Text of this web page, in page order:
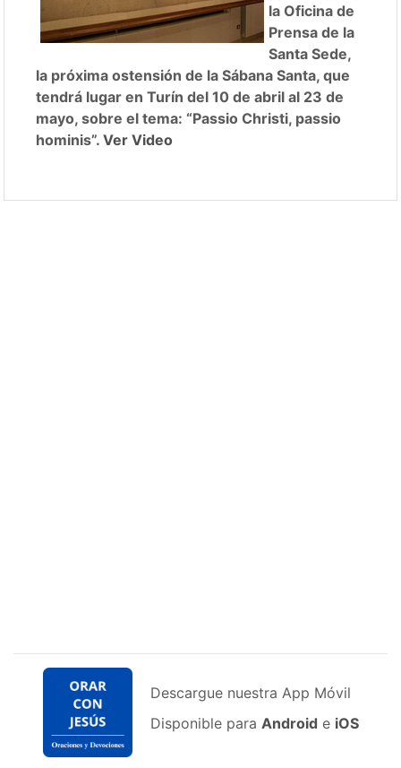
la Oficina de
Prensa de la
Santa Sede,
la próxima ostensión de la Sábana Santa, que
tendrá lugar en Turín del 10 de abril al 23 de
mayo, sobre el tema: “Passio Christi, passio
hominis”.Ver Video
Descargue nuestra App Móvil
Disponible para Android e iOS